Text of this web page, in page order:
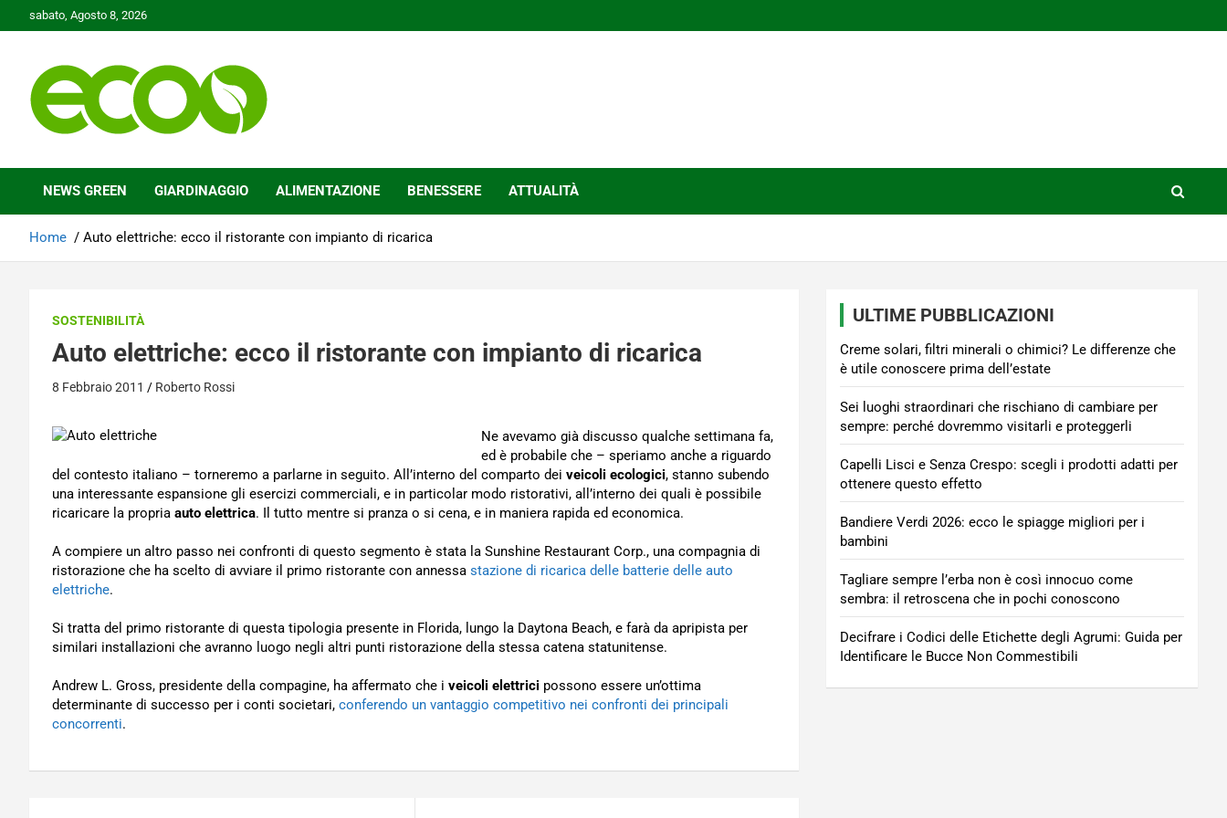
to
sabato, Agosto 8, 2026
Ecoo.it
NEWS GREEN GIARDINAGGIO ALIMENTAZIONE BENESSERE ATTUALITÀ
Home Auto elettriche: ecco il ristorante con impianto di ricarica
SOSTENIBILITÀ
Auto elettriche: ecco il ristorante con impianto di ricarica
8 Febbraio 2011 Roberto Rossi
Ne avevamo già discusso qualche settimana fa,
ed è probabile che – speriamo anche a riguardo
del contesto italiano – torneremo a parlarne in seguito. All’interno del comparto dei veicoli ecologici, stanno subendo
una interessante espansione gli esercizi commerciali, e in particolar modo ristorativi, all’interno dei quali è possibile
ricaricare la propria auto elettrica. Il tutto mentre si pranza o si cena, e in maniera rapida ed economica.
A compiere un altro passo nei confronti di questo segmento è stata la Sunshine Restaurant Corp., una compagnia di
ristorazione che ha scelto di avviare il primo ristorante con annessa stazione di ricarica delle batterie delle auto
elettriche.
Si tratta del primo ristorante di questa tipologia presente in Florida, lungo la Daytona Beach, e farà da apripista per
similari installazioni che avranno luogo negli altri punti ristorazione della stessa catena statunitense.
Andrew L. Gross, presidente della compagine, ha affermato che i veicoli elettrici possono essere un’ottima
determinante di successo per i conti societari, conferendo un vantaggio competitivo nei confronti dei principali
concorrenti.
ULTIME PUBBLICAZIONI
Creme solari, filtri minerali o chimici? Le differenze che
è utile conoscere prima dell’estate
Sei luoghi straordinari che rischiano di cambiare per
sempre: perché dovremmo visitarli e proteggerli
Capelli Lisci e Senza Crespo: scegli i prodotti adatti per
ottenere questo effetto
Bandiere Verdi 2026: ecco le spiagge migliori per i
bambini
Tagliare sempre l’erba non è così innocuo come
sembra: il retroscena che in pochi conoscono
Decifrare i Codici delle Etichette degli Agrumi: Guida per
Identificare le Bucce Non Commestibili